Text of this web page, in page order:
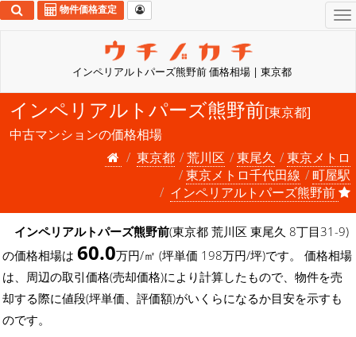
インペリアルトパーズ熊野前 価格相場 | 東京都
物件価格査定
インペリアルトパーズ熊野前[東京都]
中古マンションの価格相場
東京都
荒川区 東尾久
東京メトロ
東京メトロ千代田線
町屋駅
インペリアルトパーズ熊野前
インペリアルトパーズ熊野前(東京都 荒川区 東尾久 8丁目31-9)
の価格相場は 60.0万円/㎡ (坪単価 198万円/坪)です。 価格相場
は、周辺の取引価格(売却価格)により計算したもので、物件を売
却する際に値段(坪単価、評価額)がいくらになるか目安を示すも
のです。